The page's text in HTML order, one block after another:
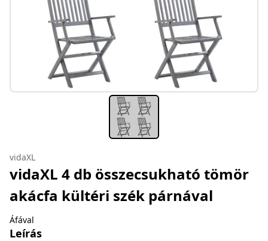
vidaXL
vidaXL 4 db összecsukható tömör
akácfa kültéri szék párnával
Áfával
Leírás